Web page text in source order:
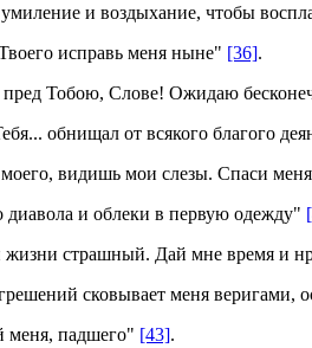
и воздыхание, чтобы
исправь меня ныне" [36].
пред Тобою, Слове! Ожидаю
обнищал от всякого благого
видишь мои слезы. Спаси
и облеки в первую одежду"
страшный. Дай мне время и
сковывает меня веригами,
падшего" [43].